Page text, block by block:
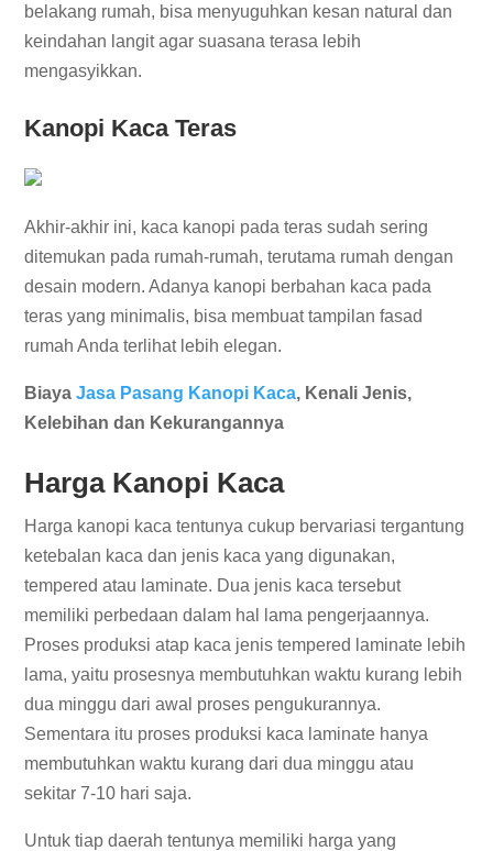
belakang rumah, bisa menyuguhkan kesan natural dan
keindahan langit agar suasana terasa lebih
mengasyikkan.
Kanopi Kaca Teras
Akhir-akhir ini, kaca kanopi pada teras sudah sering
ditemukan pada rumah-rumah, terutama rumah dengan
desain modern. Adanya kanopi berbahan kaca pada
teras yang minimalis, bisa membuat tampilan fasad
rumah Anda terlihat lebih elegan.
BiayaJasa Pasang Kanopi Kaca, Kenali Jenis,
Kelebihan dan Kekurangannya
Harga Kanopi Kaca
Harga kanopi kaca tentunya cukup bervariasi tergantung
ketebalan kaca dan jenis kaca yang digunakan,
tempered atau laminate. Dua jenis kaca tersebut
memiliki perbedaan dalam hal lama pengerjaannya.
Proses produksi atap kaca jenis tempered laminate lebih
lama, yaitu prosesnya membutuhkan waktu kurang lebih
dua minggu dari awal proses pengukurannya.
Sementara itu proses produksi kaca laminate hanya
membutuhkan waktu kurang dari dua minggu atau
sekitar 7-10 hari saja.
Untuk tiap daerah tentunya memiliki harga yang